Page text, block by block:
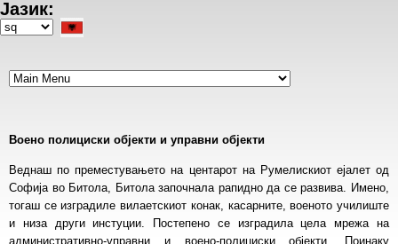
Skip
to
Јазик:
Select
Воено полициски објекти и управни објекти
Веднаш по преместувањето на центарот на Румелискиот ејалет од
Софија во Битола, Битола започнала рапидно да се развива. Имено,
тогаш се изградиле вилаетскиот конак, касарните, военото училиште
и низа други инстуции. Постепено се изградила цела мрежа на
административно-управни и воено-полициски објекти. Поинаку